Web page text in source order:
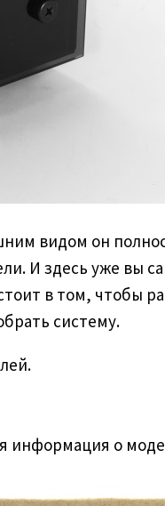
видом он
И здесь уже вы
в том, чтобы
систему.
информация о